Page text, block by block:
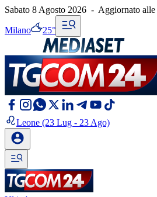
Sabato 8 Agosto 2026 - Aggiornato alle
Milano 25°
Leone (23 Lug - 23 Ago)